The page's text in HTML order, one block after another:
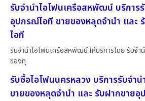
รับจำนำไอโฟนเครือสหพัฒน์ บริการ
อุปกรณ์ไอที ขายของหลุดจำนำ และ
ไอที
รับจำนำไอโฟนเครือสหพัฒน์ ให้บริการโดย รับจํา
ของทุ
รับซื้อไอโฟนนครหลวง บริการรับจำ
ขายของหลุดจำนำ และ รับฝากขาย